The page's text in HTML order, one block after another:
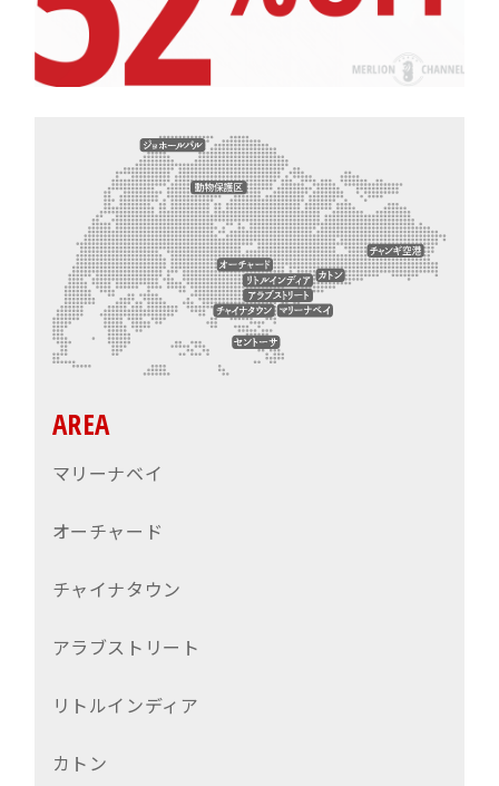
AREA
マリーナベイ
オーチャード
チャイナタウン
アラブストリート
リトルインディア
カトン